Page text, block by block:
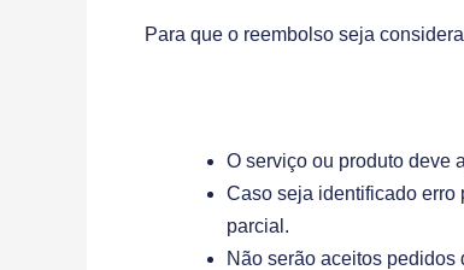
Para que o reembolso seja
O serviço ou produto deve
Caso seja identificado erro
parcial.
Não serão aceitos